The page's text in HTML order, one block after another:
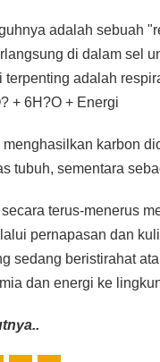
adalah sebuah
di dalam sel
terpenting adalah
+ 6H?O + Energi
karbon
tubuh, sementara
terus-menerus
pernapasan dan
sedang beristirahat
dan energi ke